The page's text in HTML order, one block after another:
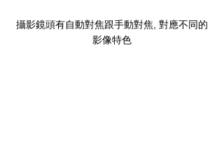
攝影鏡頭有自動對焦跟手動對焦, 對應不同的
影像特色